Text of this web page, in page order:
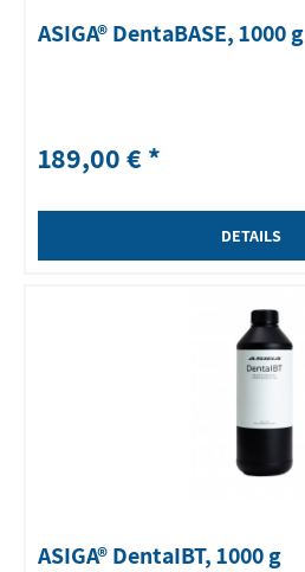
ASIGA® DentaBASE, 1000 g
189,00 € *
DETAILS
ASIGA® DentaIBT, 1000 g